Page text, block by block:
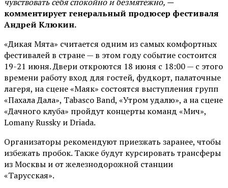
комментирует генеральный продюсер фестиваля
Андрей Клюкин.
«Дикая Мята» считается одним из самых комфортных
фестивалей в стране — в этом году событие состоится
19-21 июня. Двери откроются 18 июня с 18:00 — с этого
времени работу вход для гостей, фудкорт, палаточные
лагеря, на сцене «Маяк» состоятся выступления групп
«Пахала Дала», Tabasco Band, «Утром удалю», а на сцене
«Дачного клуба» пройдут концерты команд «Мич»,
Lomany Russky и Driada.
Организаторы рекомендуют приезжать заранее, чтобы
избежать пробок. Также будут курсировать трансферы
из Москвы и от железнодорожной станции
«Тарусская».